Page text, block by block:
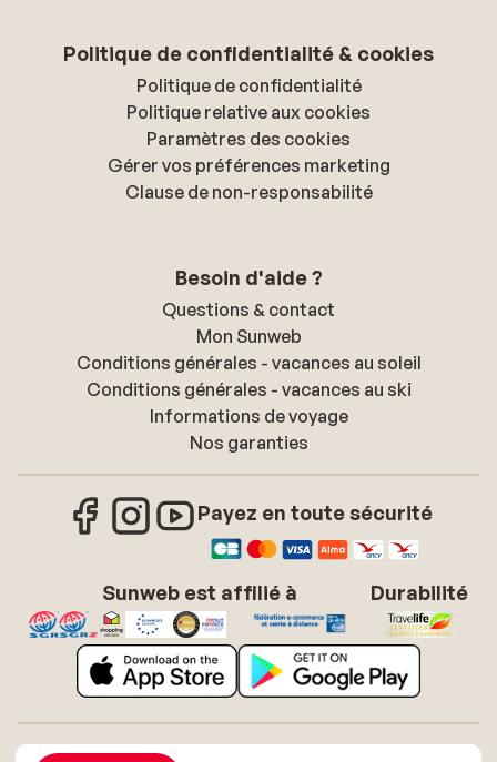
Politique de confidentialité & cookies
Politique de confidentialité
Politique relative aux cookies
Paramètres des cookies
Gérer vos préférences marketing
Clause de non-responsabilité
Besoin d'aide ?
Questions & contact
Mon Sunweb
Conditions générales - vacances au soleil
Conditions générales - vacances au ski
Informations de voyage
Nos garanties
Payez en toute sécurité
Sunweb est affilié à Durabilité
À propos de Sunweb